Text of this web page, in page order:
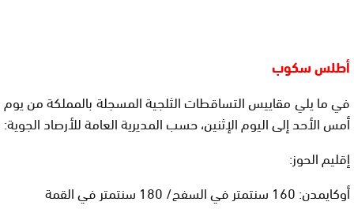
أطلس سكوب
في ما يلي مقاييس التساقطات الثلجية المسجلة بالمملكة من يوم
أمس الأحد إلى اليوم الإثنين، حسب المديرية العامة للأرصاد الجوية:
إقليم الحوز:
أوكايمدن: 160 سنتمتر في السفح/ 180 سنتمتر في القمة